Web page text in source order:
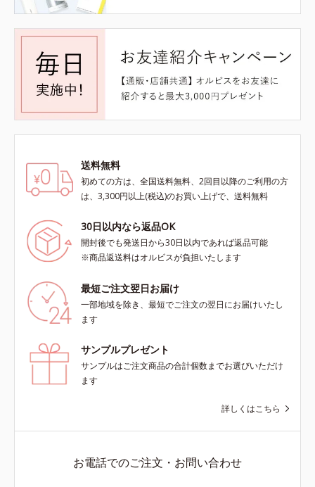
送料無料
初めての方は、全国送料無料、2回目以降のご利用の方
は、3,300円以上(税込)のお買い上げで、送料無料
30日以内なら返品OK
開封後でも発送日から30日以内であれば返品可能
※商品返送料はオルビスが負担いたします
最短ご注文翌日お届け
一部地域を除き、最短でご注文の翌日にお届けいたし
ます
サンプルプレゼント
サンプルはご注文商品の合計個数までお選びいただけ
ます
詳しくはこちら
お電話でのご注文・お問い合わせ